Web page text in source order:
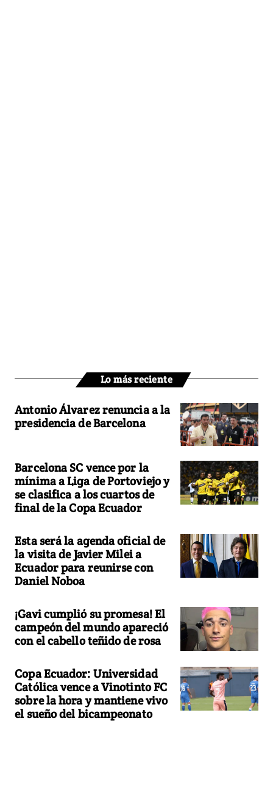
Lo más reciente
Antonio Álvarez renuncia a la
presidencia de Barcelona
Barcelona SC vence por la
mínima a Liga de Portoviejo y
se clasifica a los cuartos de
final de la Copa Ecuador
Esta será la agenda oficial de
la visita de Javier Milei a
Ecuador para reunirse con
Daniel Noboa
¡Gavi cumplió su promesa! El
campeón del mundo apareció
con el cabello teñido de rosa
Copa Ecuador: Universidad
Católica vence a Vinotinto FC
sobre la hora y mantiene vivo
el sueño del bicampeonato